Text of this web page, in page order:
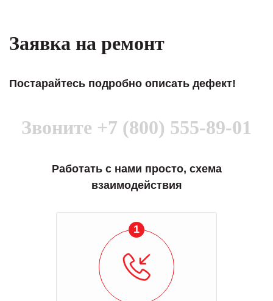
Заявка на ремонт
Постарайтесь подробно описать дефект!
Звоните +7 (800) 555-89-01
Работать с нами просто, схема
взаимодействия
1